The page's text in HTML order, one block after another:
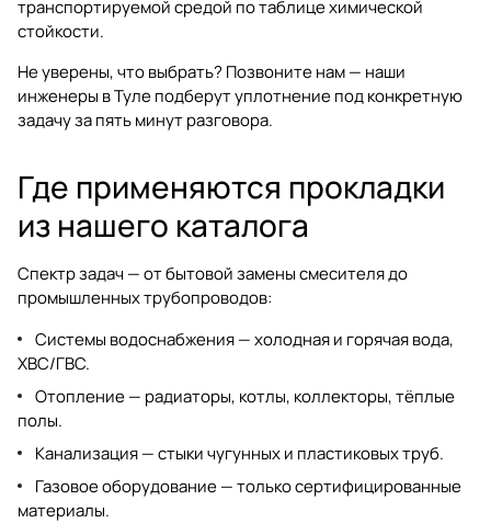
транспортируемой средой по таблице химической
стойкости.
Не уверены, что выбрать? Позвоните нам — наши
инженеры в Туле подберут уплотнение под конкретную
задачу за пять минут разговора.
Где применяются прокладки
из нашего каталога
Спектр задач — от бытовой замены смесителя до
промышленных трубопроводов:
Системы водоснабжения — холодная и горячая вода,
ХВС/ГВС.
Отопление — радиаторы, котлы, коллекторы, тёплые
полы.
Канализация — стыки чугунных и пластиковых труб.
Газовое оборудование — только сертифицированные
материалы.